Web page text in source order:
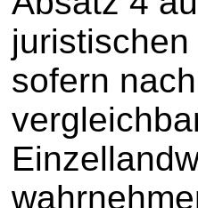
sofern